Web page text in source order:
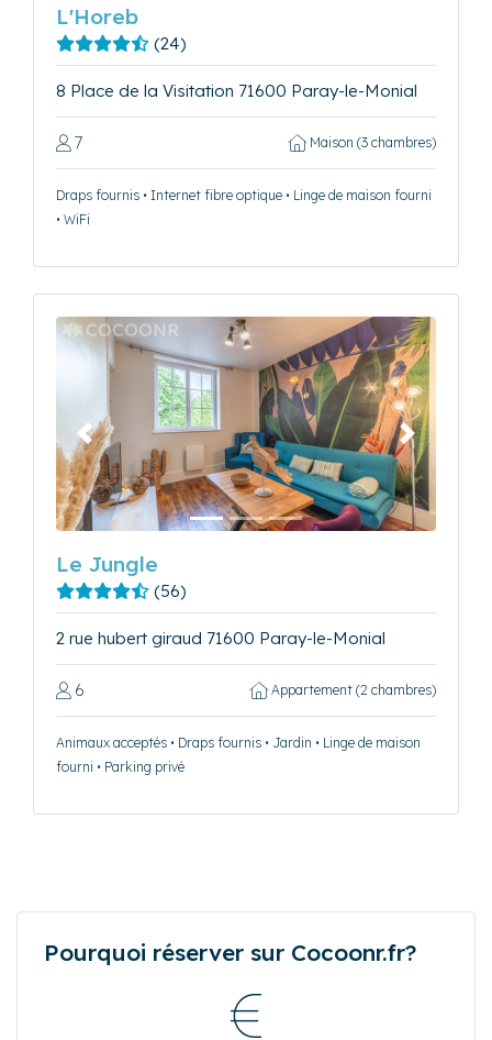
L'Horeb
(24)
8 Place de la Visitation 71600 Paray-le-Monial
7 Maison (3 chambres)
Draps fournis • Internet fibre optique • Linge de maison fourni
• WiFi
Précédent Suivant
Le Jungle
(56)
2 rue hubert giraud 71600 Paray-le-Monial
6 Appartement (2 chambres)
Animaux acceptés • Draps fournis • Jardin • Linge de maison
fourni • Parking privé
Pourquoi réserver sur Cocoonr.fr?